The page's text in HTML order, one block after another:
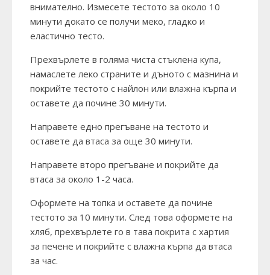
внимателно. Измесете тестото за около 10
минути докато се получи меко, гладко и
еластично тесто.
Прехвърлете в голяма чиста стъклена купа,
намаслете леко страните и дъното с мазнина и
покрийте тестото с найлон или влажна кърпа и
оставете да почине 30 минути.
Направете едно прегъване на тестото и
оставете да втаса за още 30 минути.
Направете второ прегъване и покрийте да
втаса за около 1-2 часа.
Оформете на топка и оставете да почине
тестото за 10 минути. След това оформете на
хляб, прехвърлете го в тава покрита с хартия
за печене и покрийте с влажна кърпа да втаса
за час.